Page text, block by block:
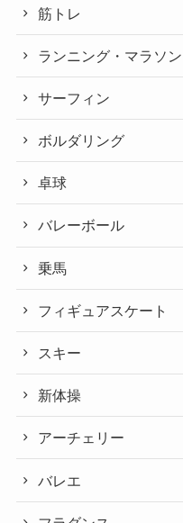
筋トレ
ランニング・マラソン
サーフィン
ボルダリング
卓球
バレーボール
乗馬
フィギュアスケート
スキー
新体操
アーチェリー
バレエ